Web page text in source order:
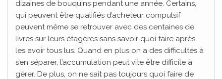
dizaines de bouquins pendant une année. Certains,
qui peuvent être qualifiés d’acheteur compulsif
peuvent même se retrouver avec des centaines de
livres sur leurs étagères sans savoir quoi faire après
les avoir tous lus. Quand en plus on a des difficultés à
s’en séparer, l’accumulation peut vite être difficile à
gérer. De plus, on ne sait pas toujours quoi faire de